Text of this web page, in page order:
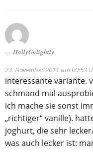
HollyGolightly
23. November 2011 um 00:53
interessante variante.
schmand mal
ich mache sie sonst
„richtiger“ vanille).
joghurt, die sehr
was auch lecker ist: